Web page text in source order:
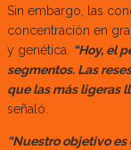
Sin embargo, las
concentración en
y genética. “Hoy, el
segmentos. Las
que las más ligeras
señaló.
“Nuestro objetivo